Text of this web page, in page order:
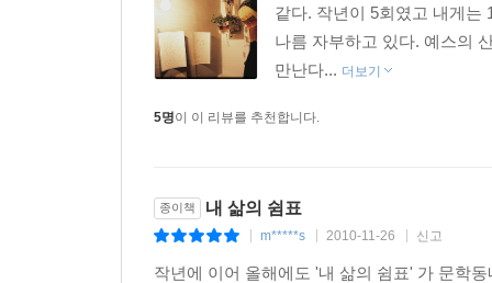
같다. 작년이 5회였고 내게는
나름 자부하고 있다. 예스의
만난다... 더보기
5명이 이 리뷰를 추천합니다.
종이책 내 삶의 쉼표
m*****s 2010-11-26 신고
작년에 이어 올해에도 '내 삶의 쉼표' 가 문학